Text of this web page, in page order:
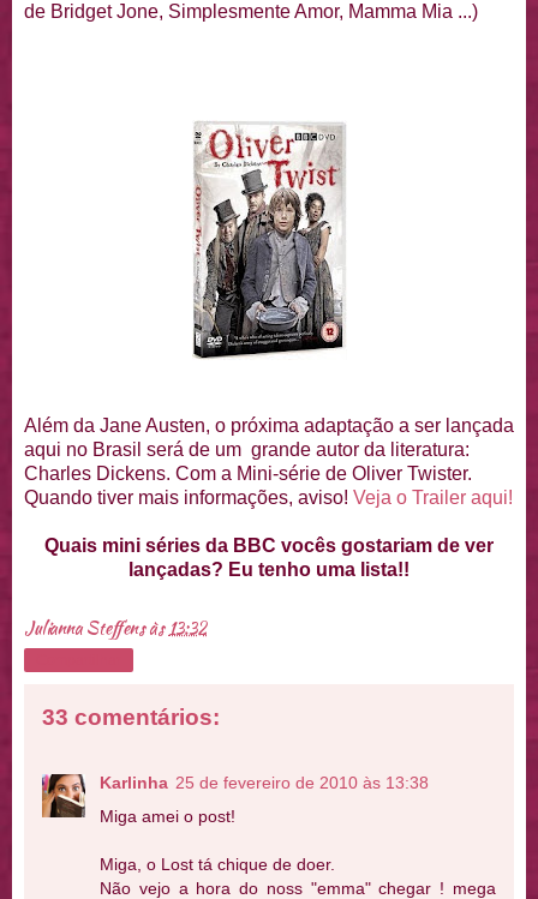
de Bridget Jone, Simplesmente Amor, Mamma Mia ...)
Além da Jane Austen, o próxima adaptação a ser lançada
aqui no Brasil será de um grande autor da literatura:
Charles Dickens. Com a Mini-série de Oliver Twister.
Quando tiver mais informações, aviso! Veja o Trailer aqui!
Quais mini séries da BBC vocês gostariam de ver
lançadas? Eu tenho uma lista!!
Julianna Steffensàs13:32
33 comentários:
Karlinha 25 de fevereiro de 2010 às 13:38
Miga amei o post!
Miga, o Lost tá chique de doer.
Não vejo a hora do noss "emma" chegar ! mega